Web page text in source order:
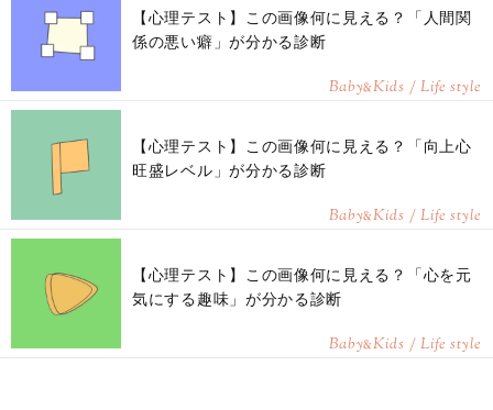
【心理テスト】この画像何に見える？「人間関
係の悪い癖」が分かる診断
Baby&Kids / Life style
【心理テスト】この画像何に見える？「向上心
旺盛レベル」が分かる診断
Baby&Kids / Life style
【心理テスト】この画像何に見える？「心を元
気にする趣味」が分かる診断
Baby&Kids / Life style